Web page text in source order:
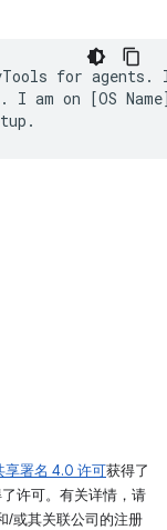
for
on [OS
享署名 4.0 许可获得了
许可。有关详情，请
/或其关联公司的注册